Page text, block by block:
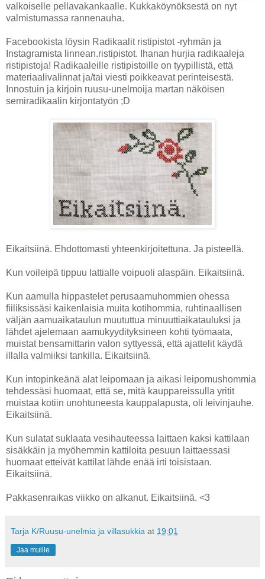
valkoiselle pellavakankaalle. Kukkaköynöksestä on nyt
valmistumassa rannenauha.
Facebookista löysin Radikaalit ristipistot -ryhmän ja
Instagramista linnean.ristipistot. Ihanan hurjia radikaaleja
ristipistoja! Radikaaleille ristipistoille on tyypillistä, että
materiaalivalinnat ja/tai viesti poikkeavat perinteisestä.
Innostuin ja kirjoin ruusu-unelmoija martan näköisen
semiradikaalin kirjontatyön ;D
Eikaitsiinä. Ehdottomasti yhteenkirjoitettuna. Ja pisteellä.
Kun voileipä tippuu lattialle voipuoli alaspäin. Eikaitsiinä.
Kun aamulla hippastelet perusaamuhommien ohessa
fiiliksissäsi kaikenlaisia muita kotihommia, ruhtinaallisen
väljän aamuaikataulun muututtua minuuttiaikatauluksi ja
lähdet ajelemaan aamukyydityksineen kohti työmaata,
muistat bensamittarin valon syttyessä, että ajattelit käydä
illalla valmiiksi tankilla. Eikaitsiinä.
Kun intopinkeänä alat leipomaan ja aikasi leipomushommia
tehdessäsi huomaat, että se, mitä kauppareissulla yritit
muistaa kotiin unohtuneesta kauppalapusta, oli leivinjauhe.
Eikaitsiinä.
Kun sulatat suklaata vesihauteessa laittaen kaksi kattilaan
sisäkkäin ja myöhemmin kattiloita pesuun laittaessasi
huomaat etteivät kattilat lähde enää irti toisistaan.
Eikaitsiinä.
Pakkasenraikas viikko on alkanut. Eikaitsiinä. <3
Tarja K/Ruusu-unelmia ja villasukkia at 19:01
Jaa muille